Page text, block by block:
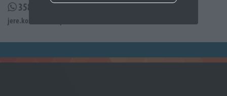
358505285939
jere.kostiander@sporttikone.fi